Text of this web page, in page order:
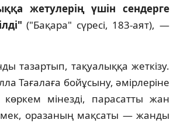
жетулерiң үшiн сендерге
("Бақара" сүресi, 183-аят), —
тазартып, тақуалыққа жеткiзу.
Тағалаға бойұсыну, әмiрлерiне
мiнездi, парасатты жан
оразаның мақсаты — жанды